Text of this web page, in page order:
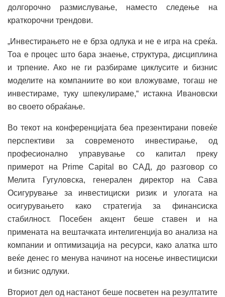
долгорочно размислување, наместо следење на
краткорочни трендови.
„Инвестирањето не е брза одлука и не е игра на среќа.
Тоа е процес што бара знаење, структура, дисциплина
и трпение. Ако не ги разбираме циклусите и бизнис
моделите на компаниите во кои вложуваме, тогаш не
инвестираме, туку шпекулираме,“ истакна Ивановски
во своето обраќање.
Во текот на конференцијата беа презентирани повеќе
перспективи за современото инвестирање, од
професионално управување со капитал преку
примерот на Prime Capital во САД, до разговор со
Мелита Гугуловска, генерален директор на Сава
Осигурување за инвестициски ризик и улогата на
осигурувањето како стратегија за финансиска
стабилност. Посебен акцент беше ставен и на
примената на вештачката интелигенција во анализа на
компании и оптимизација на ресурси, како алатка што
веќе денес го менува начинот на носење инвестициски
и бизнис одлуки.
Вториот дел од настанот беше посветен на резултатите